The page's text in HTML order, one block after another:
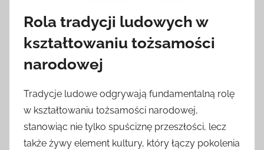
Rola tradycji ludowych w
kształtowaniu tożsamości
narodowej
Tradycje ludowe odgrywają fundamentalną rolę
w kształtowaniu tożsamości narodowej,
stanowiąc nie tylko spuściznę przeszłości, lecz
także żywy element kultury, który łączy pokolenia